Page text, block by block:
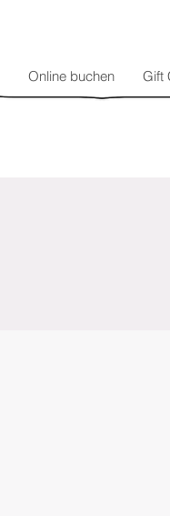
Online buchen Gift